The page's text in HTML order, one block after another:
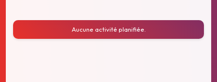
Aucune activité planifiée.